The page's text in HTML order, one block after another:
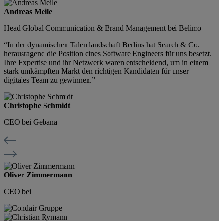
Andreas Meile
Head Global Communication & Brand Management bei Belimo
“In der dynamischen Talentlandschaft Berlins hat Search & Co.
herausragend die Position eines Software Engineers für uns besetzt.
Ihre Expertise und ihr Netzwerk waren entscheidend, um in einem
stark umkämpften Markt den richtigen Kandidaten für unser
digitales Team zu gewinnen.”
Christophe Schmidt
CEO bei Gebana
Oliver Zimmermann
CEO bei